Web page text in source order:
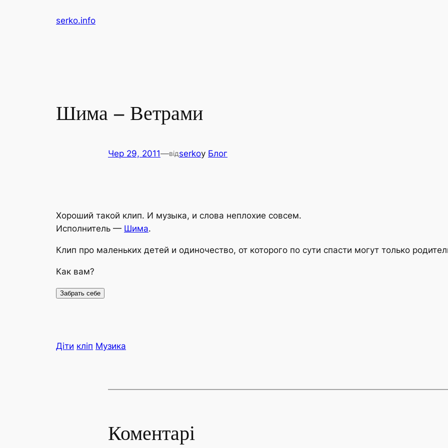
serko.info
Шима – Ветрами
Чер 29, 2011—відserkoу Блог
Хороший такой клип. И музыка, и слова неплохие совсем.
Исполнитель — Шима.
Клип про маленьких детей и одиночество, от которого по сути спасти могут только
Как вам?
Діти кліп Музика
Коментарі